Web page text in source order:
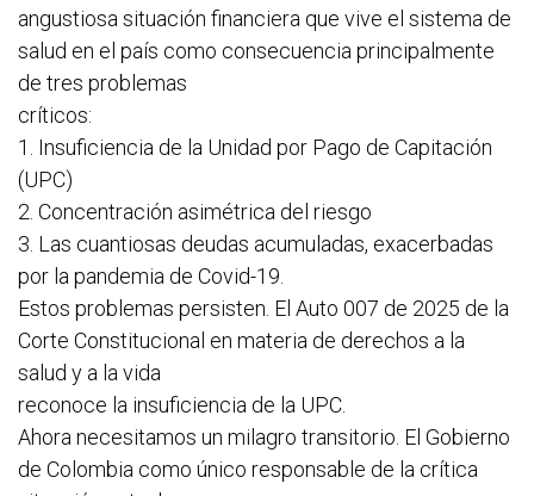
angustiosa situación financiera que vive el sistema de
salud en el país como consecuencia principalmente
de tres problemas
críticos:
1. Insuficiencia de la Unidad por Pago de Capitación
(UPC)
2. Concentración asimétrica del riesgo
3. Las cuantiosas deudas acumuladas, exacerbadas
por la pandemia de Covid-19.
Estos problemas persisten. El Auto 007 de 2025 de la
Corte Constitucional en materia de derechos a la
salud y a la vida
reconoce la insuficiencia de la UPC.
Ahora necesitamos un milagro transitorio. El Gobierno
de Colombia como único responsable de la crítica